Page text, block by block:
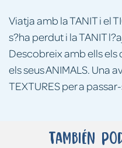
Viatja amb la TANIT i el
s?ha perdut i la TANIT
Descobreix amb ells els
els seus ANIMALS. Una
TEXTURES per a
También